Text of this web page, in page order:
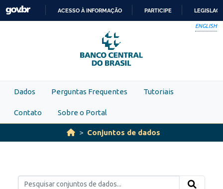
Skip to main content
PARA
O
CONTEÚDO
ACESSO À INFORMAÇÃO PARTICIPE
ENGLISH
Dados Perguntas Frequentes Tutoriais
Contato Sobre o Portal
Conjuntos de dados